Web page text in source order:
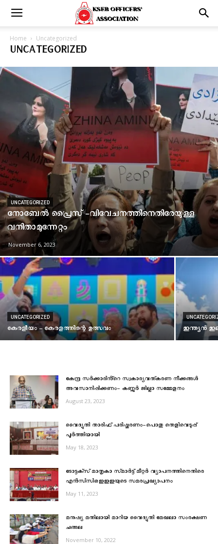
Home Uncategorized
UNCATEGORIZED
UNCATEGORIZED
നോബേല്‍ പ്രൈസ് -വിവേചനത്തിനെതിരേയുള്ള
വനിതാമുന്നേറ്റം
November 6, 2023
UNCATEGORIZED
കേരളീയം – കേരളത്തിന്റെ ഉത്സവം ഇന്ത്യൻ
കേന്ദ്ര സർക്കാരിൻ്റെ സ്വകാര്യവത്കരണ നീക്കങ്ങൾ
അവസാനിപ്പിക്കണം- കണ്ണൂർ ജില്ലാ സമ്മേളനം
August 23, 2023
വൈദ്യുതി താരിഫ് പരിഷ്കരണം-പൊതു തെളിവെടുപ്പ്
പൂർത്തിയായി
May 18, 2023
ടോട്ടക്‌സ്‌ മാതൃകാ സ്‌മാർട്ട്‌ മീറ്റർ വ്യാപനത്തിനെതിരെ
എൻസിസിഒഇഇഇയുടെ സമരപ്രഖ്യാപനം
May 11, 2023
മനുഷ്യ മതിലായി മാറിയ വൈദ്യുതി മേഖലാ സംരക്ഷണ
ചങ്ങല
November 10, 2022